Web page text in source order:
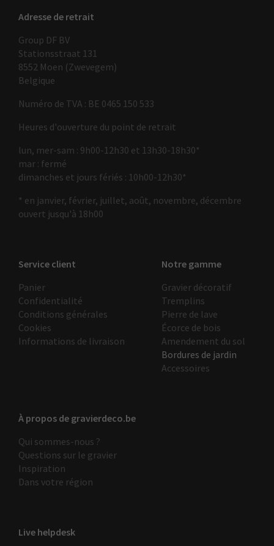
Adresse de retrait
Group DF BV
Stationsstraat 131
8552 Moen (Zwevegem)
Belgique
Numéro de TVA : BE 0465 150 533
Heures d'ouverture du point de retrait
lun, mer-sam : 9h00-12h30 et 13h30-18h30*
mar : fermé
dimanches et jours fériés : 10h00-12h30*
* en janvier, février, juillet, août, novembre, décembre
ouvert jusqu'à 18h00
Service client
Panier
Confidentialité
Conditions générales
Cookies
Informations de livraison
Notre gamme
Gravier décoratif
Tremplins
Pierre de lave
Écorce de bois
Amendement du sol
Bordures de jardin
Accessoires
À propos de gravierdeco.be
Qui sommes-nous ?
Questions sur le gravier
Inspiration
Dans votre région
Live helpdesk